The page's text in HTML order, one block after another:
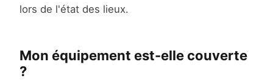
lors de l'état des lieux.
Mon équipement est-elle couverte
?